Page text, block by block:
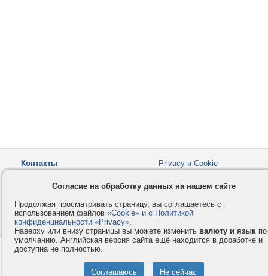
Контакты
Privacy и Cookie
Как оплатить
Форумы
© 2008-2026VMESTE.EU
Согласие на обработку данных на нашем сайте
Продолжая просматривать страницу, вы соглашаетесь с
использованием файлов «Cookie» и с Политикой
конфиденциальности «Privacy».
Наверху или внизу страницы вы можете изменить валюту и язык по
умолчанию. Английская версия сайта ещё находится в доработке и
доступна не полностью.